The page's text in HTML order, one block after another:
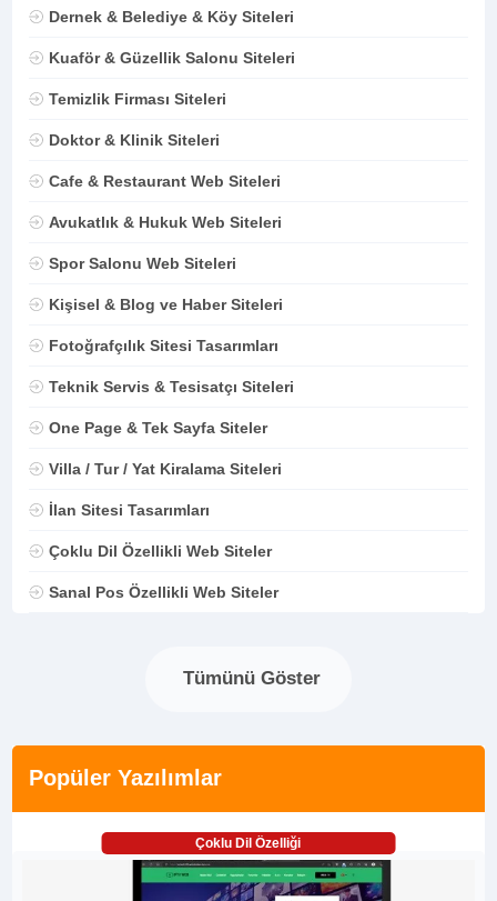
Dernek & Belediye & Köy Siteleri
Kuaför & Güzellik Salonu Siteleri
Temizlik Firması Siteleri
Doktor & Klinik Siteleri
Cafe & Restaurant Web Siteleri
Avukatlık & Hukuk Web Siteleri
Spor Salonu Web Siteleri
Kişisel & Blog ve Haber Siteleri
Fotoğrafçılık Sitesi Tasarımları
Teknik Servis & Tesisatçı Siteleri
One Page & Tek Sayfa Siteler
Villa / Tur / Yat Kiralama Siteleri
İlan Sitesi Tasarımları
Çoklu Dil Özellikli Web Siteler
Sanal Pos Özellikli Web Siteler
Tümünü Göster
Popüler Yazılımlar
Çoklu Dil Özelliği